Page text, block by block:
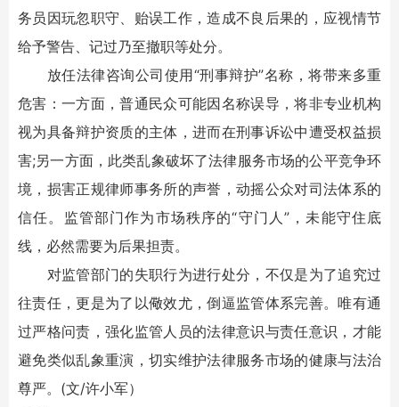
务员因玩忽职守、贻误工作，造成不良后果的，应视情节
给予警告、记过乃至撤职等处分。
放任法律咨询公司使用“刑事辩护”名称，将带来多重
危害：一方面，普通民众可能因名称误导，将非专业机构
视为具备辩护资质的主体，进而在刑事诉讼中遭受权益损
害;另一方面，此类乱象破坏了法律服务市场的公平竞争环
境，损害正规律师事务所的声誉，动摇公众对司法体系的
信任。监管部门作为市场秩序的“守门人”，未能守住底
线，必然需要为后果担责。
对监管部门的失职行为进行处分，不仅是为了追究过
往责任，更是为了以儆效尤，倒逼监管体系完善。唯有通
过严格问责，强化监管人员的法律意识与责任意识，才能
避免类似乱象重演，切实维护法律服务市场的健康与法治
尊严。(文/许小军）